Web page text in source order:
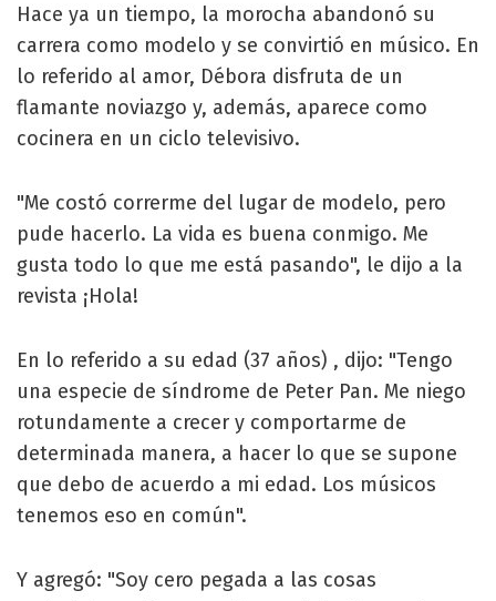
Hace ya un tiempo, la morocha abandonó su
carrera como modelo y se convirtió en músico. En
lo referido al amor, Débora disfruta de un
flamante noviazgo y, además, aparece como
cocinera en un ciclo televisivo.
"Me costó correrme del lugar de modelo, pero
pude hacerlo. La vida es buena conmigo. Me
gusta todo lo que me está pasando", le dijo a la
revista ¡Hola!
En lo referido a su edad (37 años) , dijo: "Tengo
una especie de síndrome de Peter Pan. Me niego
rotundamente a crecer y comportarme de
determinada manera, a hacer lo que se supone
que debo de acuerdo a mi edad. Los músicos
tenemos eso en común".
Y agregó: "Soy cero pegada a las cosas